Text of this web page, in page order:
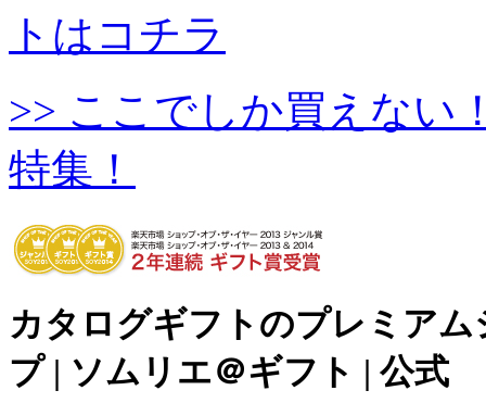
トはコチラ
>> ここでしか買えない
特集！
カタログギフトのプレミアム
プ | ソムリエ＠ギフト | 公式